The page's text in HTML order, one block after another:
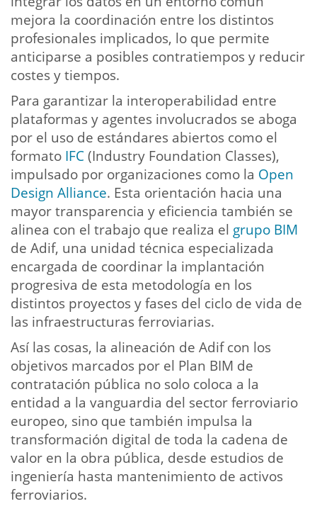
mejora la coordinación entre los distintos
profesionales implicados, lo que permite
anticiparse a posibles contratiempos y reducir
costes y tiempos.
Para garantizar la interoperabilidad entre
plataformas y agentes involucrados se aboga
por el uso de estándares abiertos como el
formato IFC(Industry Foundation Classes),
impulsado por organizaciones como la Open
Design Alliance. Esta orientación hacia una
mayor transparencia y eficiencia también se
alinea con el trabajo que realiza el grupo BIM
de Adif, una unidad técnica especializada
encargada de coordinar la implantación
progresiva de esta metodología en los
distintos proyectos y fases del ciclo de vida de
las infraestructuras ferroviarias.
Así las cosas, la alineación de Adif con los
objetivos marcados por el Plan BIM de
contratación pública no solo coloca a la
entidad a la vanguardia del sector ferroviario
europeo, sino que también impulsa la
transformación digital de toda la cadena de
valor en la obra pública, desde estudios de
ingeniería hasta mantenimiento de activos
ferroviarios.